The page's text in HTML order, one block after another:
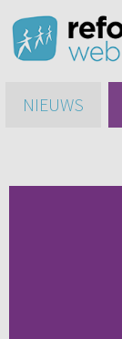
NIEUWS